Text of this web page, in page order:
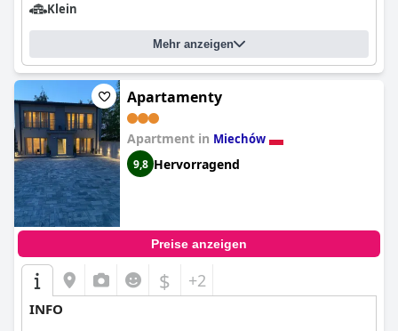
Klein
Mehr anzeigen
Apartamenty
Apartment in Miechów
9,8 Hervorragend
Preise anzeigen
$ +2
INFO